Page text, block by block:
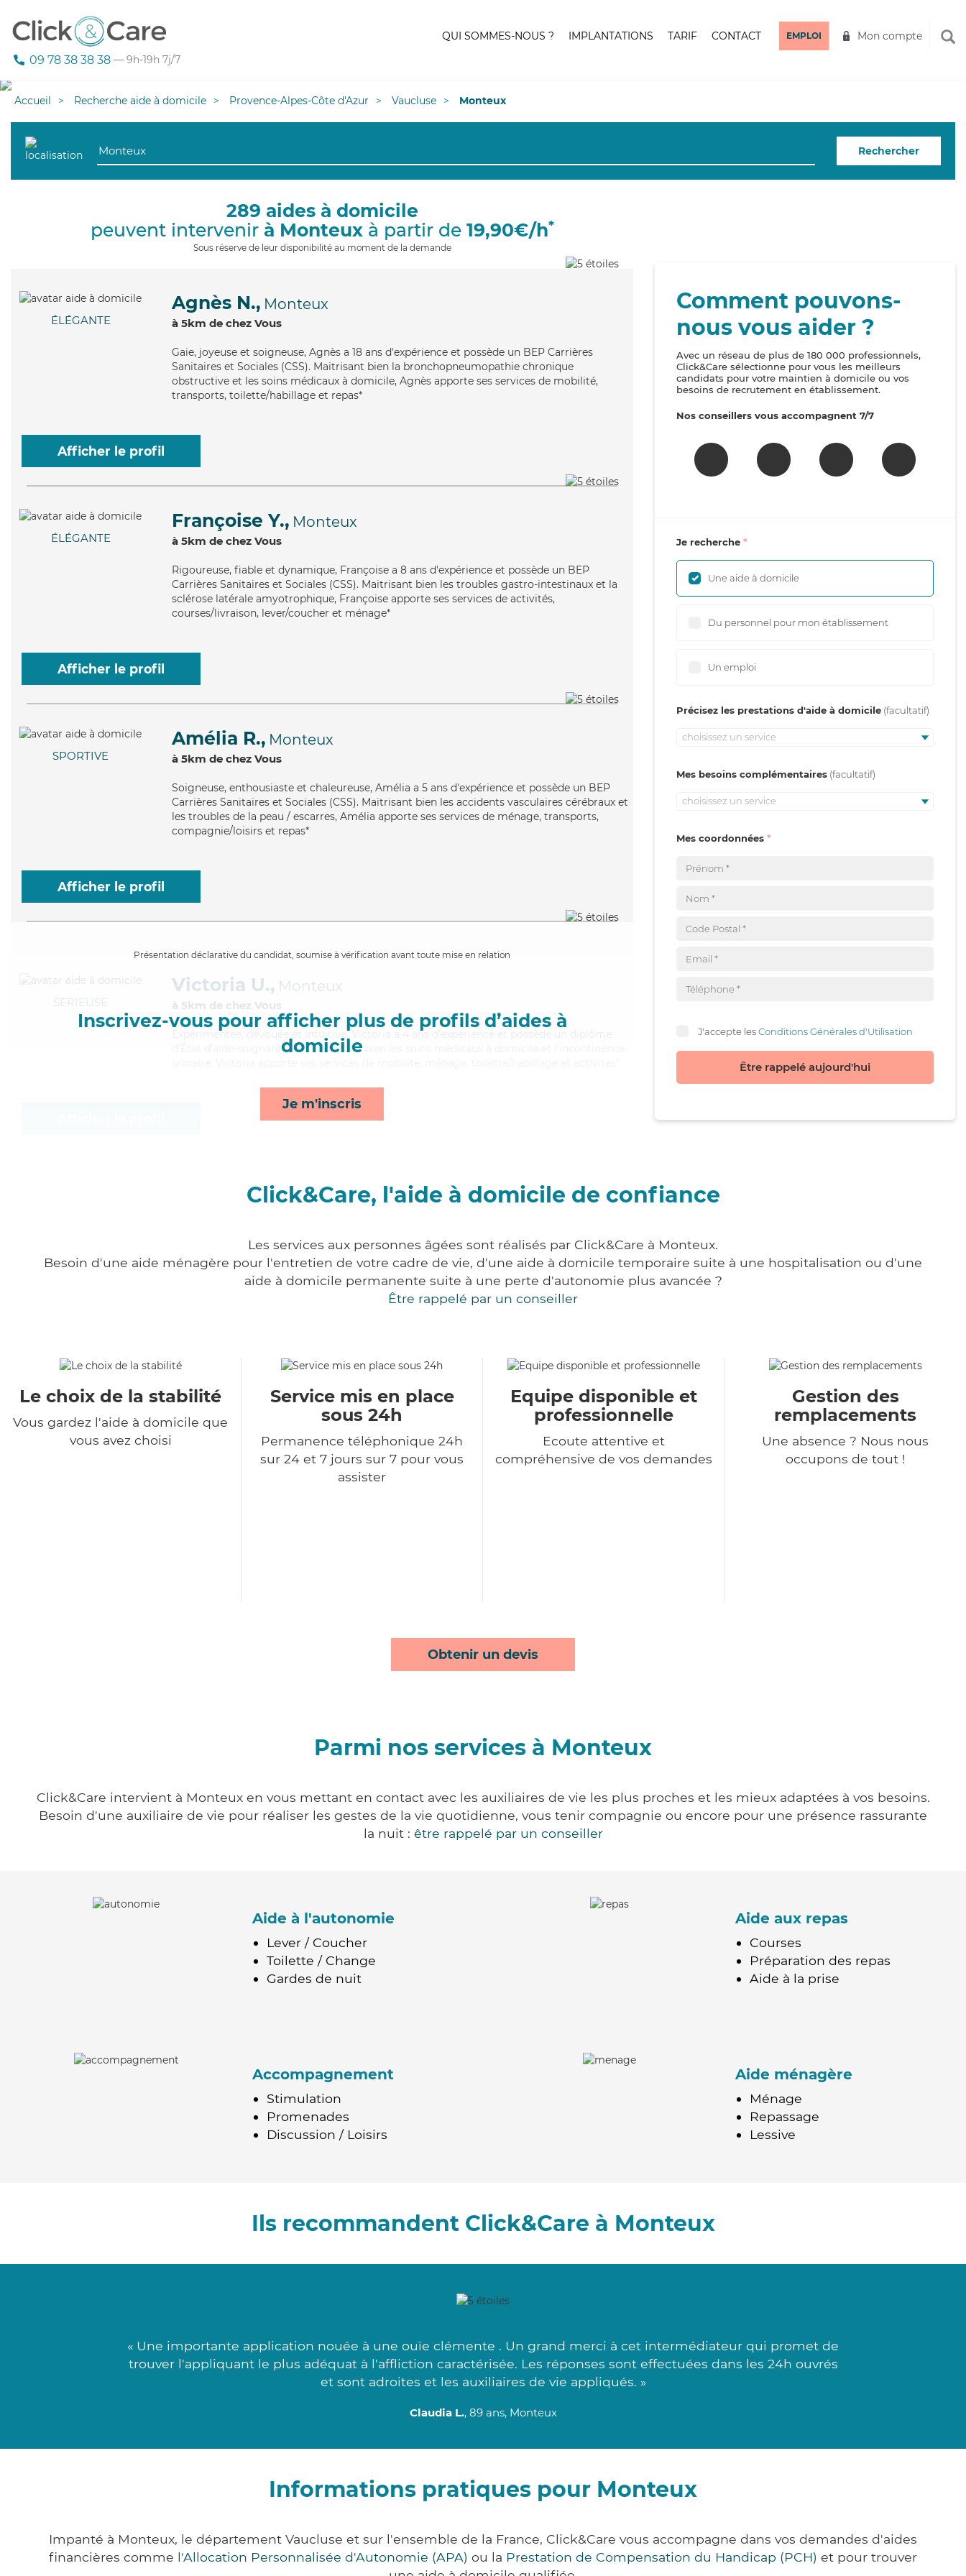
09 78 38 38 38 — 9h-19h 7j/7
QUI SOMMES-NOUS ? IMPLANTATIONS TARIF CONTACT EMPLOI Mon compte
Accueil Recherche aide à domicile Provence-Alpes-Côte d'Azur Vaucluse Monteux
Rechercher
289 aides à domicile
peuvent intervenir à Monteuxà partir de 19,90€/h*
Sous réserve de leur disponibilité au moment de la demande
ÉLÉGANTE
Agnès N., Monteux
à 5km de chez Vous
Gaie, joyeuse et soigneuse, Agnès a 18 ans d'expérience et possède un BEP Carrières
Sanitaires et Sociales (CSS). Maitrisant bien la bronchopneumopathie chronique
obstructive et les soins médicaux à domicile, Agnès apporte ses services de mobilité,
transports, toilette/habillage et repas*
Afficher le profil
ÉLÉGANTE
Françoise Y., Monteux
à 5km de chez Vous
Rigoureuse, fiable et dynamique, Françoise a 8 ans d'expérience et possède un BEP
Carrières Sanitaires et Sociales (CSS). Maitrisant bien les troubles gastro-intestinaux et la
sclérose latérale amyotrophique, Françoise apporte ses services de activités,
courses/livraison, lever/coucher et ménage*
Afficher le profil
SPORTIVE
Amélia R., Monteux
à 5km de chez Vous
Soigneuse, enthousiaste et chaleureuse, Amélia a 5 ans d'expérience et possède un BEP
Carrières Sanitaires et Sociales (CSS). Maitrisant bien les accidents vasculaires cérébraux et
les troubles de la peau / escarres, Amélia apporte ses services de ménage, transports,
compagnie/loisirs et repas*
Afficher le profil
Présentation déclarative du candidat, soumise à vérification avant toute mise en relation
Inscrivez-vous pour afficher plus de profils d’aides à
domicile
Je m'inscris
SÉRIEUSE
Victoria U., Monteux
à 5km de chez Vous
Expérimentée
, dévouée et intuitive, Victoria a 4 ans d'expérience et possède un diplôme
d'Etat d'aide-soignant (AS). Maitrisant bien les soins médicaux à domicile et l'incontinence
Comment pouvons-
nous vous aider ?
Avec un réseau de plus de 180 000 professionnels,
Click&Care sélectionne pour vous les meilleurs
candidats pour votre maintien à domicile ou vos
besoins de recrutement en établissement.
Nos conseillers vous accompagnent 7/7
Je recherche
Une aide à domicile
Du personnel pour mon établissement
Un emploi
Précisez les prestations d'aide à domicile
choisissez un service
Mes besoins complémentaires
choisissez un service
Mes coordonnées
J'accepte lesConditions Générales d'Utilisation
Être rappelé aujourd'hui
Click&Care, l'aide à domicile de confiance
Les services aux personnes âgées sont réalisés par Click&Care à Monteux.
Besoin d'une aide ménagère pour l'entretien de votre cadre de vie, d'une aide à domicile temporaire suite à une hospitalisation ou d'une
aide à domicile permanente suite à une perte d'autonomie plus avancée ?
Être rappelé par un conseiller
Le choix de la stabilité
Vous gardez l'aide à domicile que
vous avez choisi
Service mis en place
sous 24h
Permanence téléphonique 24h
sur 24 et 7 jours sur 7 pour vous
assister
Equipe disponible et
professionnelle
Ecoute attentive et
compréhensive de vos demandes
Gestion des
remplacements
Une absence ? Nous nous
occupons de tout !
Obtenir un devis
Parmi nos services à Monteux
Click&Care intervient à Monteux en vous mettant en contact avec les auxiliaires de vie les plus proches et les mieux adaptées à vos besoins.
Besoin d'une auxiliaire de vie pour réaliser les gestes de la vie quotidienne, vous tenir compagnie ou encore pour une présence rassurante
la nuit : être rappelé par un conseiller
Aide à l'autonomie
Lever / Coucher
Toilette / Change
Gardes de nuit
Aide aux repas
Courses
Préparation des repas
Aide à la prise
Accompagnement
Stimulation
Promenades
Discussion / Loisirs
Aide ménagère
Ménage
Repassage
Lessive
Ils recommandent Click&Care à Monteux
« Une importante application nouée à une ouïe clémente . Un grand merci à cet intermédiateur qui promet de
trouver l'appliquant le plus adéquat à l'affliction caractérisée. Les réponses sont effectuées dans les 24h ouvrés
et sont adroites et les auxiliaires de vie appliqués. »
Claudia L., 89 ans, Monteux
Informations pratiques pour Monteux
Impanté à Monteux, le département Vaucluse et sur l'ensemble de la France, Click&Care vous accompagne dans vos demandes d'aides
financières comme l'Allocation Personnalisée d'Autonomie (APA) ou la Prestation de Compensation du Handicap (PCH) et pour trouver